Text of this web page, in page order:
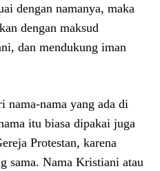
dengan namanya, maka
dengan maksud
dan mendukung iman
nama yang ada di
itu biasa dipakai juga
Protestan, karena
sama. Nama Kristiani atau